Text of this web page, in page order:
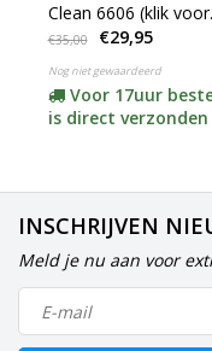
Clean 6606 (klik voor
inhoud)
€35,00 €29,95
Nog niet gewaardeerd
Voor 17uur
is direct verzonden
INSCHRIJVEN
Meld je nu aan voor